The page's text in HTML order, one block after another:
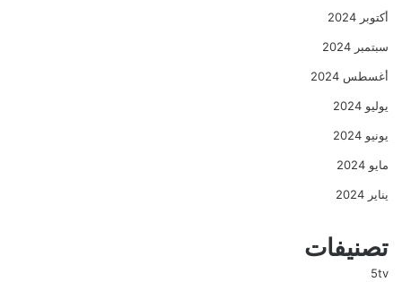
أكتوبر 2024
سبتمبر 2024
أغسطس 2024
يوليو 2024
يونيو 2024
مايو 2024
يناير 2024
تصنيفات
5tv